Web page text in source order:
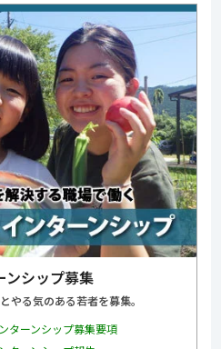
ンシップ募集
やる気のある若者を募集。
ターンシップ募集要項